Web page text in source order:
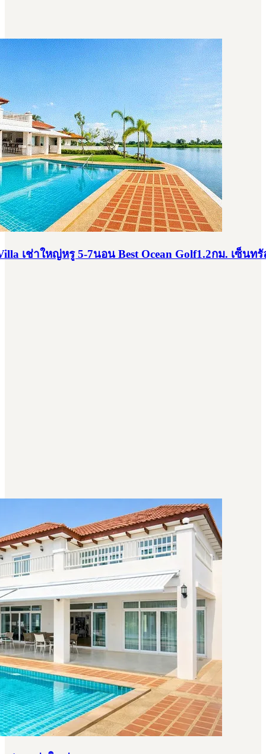
เช่าใหญ่หรู 5-7นอน Best Ocean Golf1.2กม. เซ็นท